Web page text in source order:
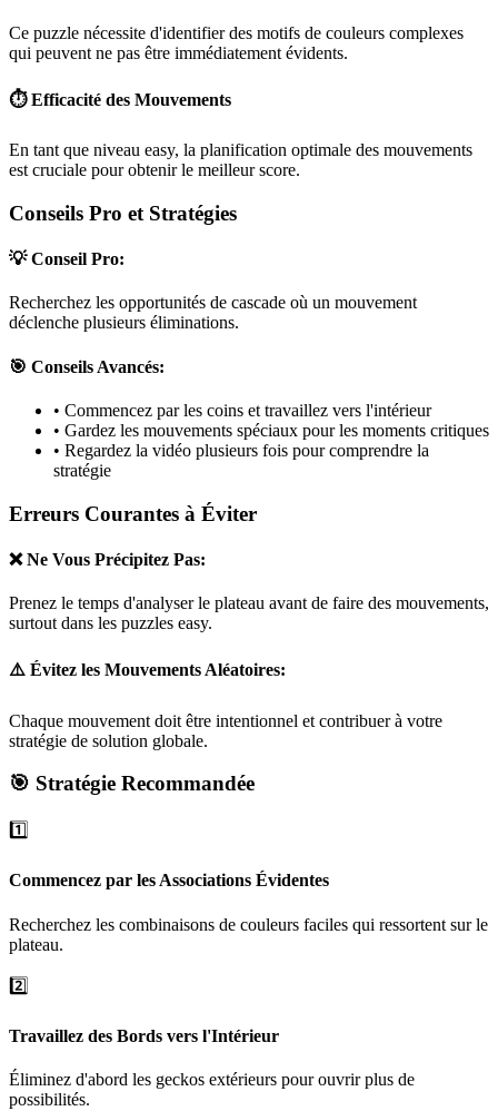
Ce puzzle nécessite d'identifier des motifs de couleurs complexes
qui peuvent ne pas être immédiatement évidents.
⏱️ Efficacité des Mouvements
En tant que niveau easy, la planification optimale des mouvements
est cruciale pour obtenir le meilleur score.
Conseils Pro et Stratégies
💡 Conseil Pro:
Recherchez les opportunités de cascade où un mouvement
déclenche plusieurs éliminations.
🎯 Conseils Avancés:
• Commencez par les coins et travaillez vers l'intérieur
• Gardez les mouvements spéciaux pour les moments critiques
• Regardez la vidéo plusieurs fois pour comprendre la
stratégie
Erreurs Courantes à Éviter
❌ Ne Vous Précipitez Pas:
Prenez le temps d'analyser le plateau avant de faire des mouvements,
surtout dans les puzzles easy.
⚠️ Évitez les Mouvements Aléatoires:
Chaque mouvement doit être intentionnel et contribuer à votre
stratégie de solution globale.
🎯 Stratégie Recommandée
1️⃣
Commencez par les Associations Évidentes
Recherchez les combinaisons de couleurs faciles qui ressortent sur le
plateau.
2️⃣
Travaillez des Bords vers l'Intérieur
Éliminez d'abord les geckos extérieurs pour ouvrir plus de
possibilités.